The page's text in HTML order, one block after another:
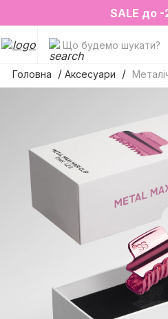
2=3 на улюбленіSALE до -
❤️ Парфуми Sugar Porn 50
Що будемо шукати?
Головна Аксесуари